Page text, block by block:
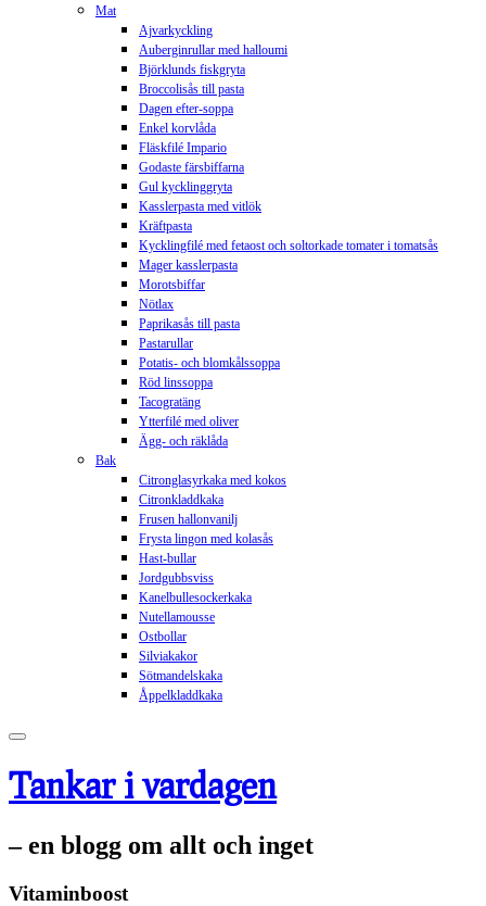
Mat
Ajvarkyckling
Auberginrullar med halloumi
Björklunds fiskgryta
Broccolisås till pasta
Dagen efter-soppa
Enkel korvlåda
Fläskfilé Impario
Godaste färsbiffarna
Gul kycklinggryta
Kasslerpasta med vitlök
Kräftpasta
Kycklingfilé med fetaost och soltorkade tomater i tomatsås
Mager kasslerpasta
Morotsbiffar
Nötlax
Paprikasås till pasta
Pastarullar
Potatis- och blomkålssoppa
Röd linssoppa
Tacogratäng
Ytterfilé med oliver
Ägg- och räklåda
Bak
Citronglasyrkaka med kokos
Citronkladdkaka
Frusen hallonvanilj
Frysta lingon med kolasås
Hast-bullar
Jordgubbsviss
Kanelbullesockerkaka
Nutellamousse
Ostbollar
Silviakakor
Sötmandelskaka
Åppelkladdkaka
Tankar i vardagen
– en blogg om allt och inget
Vitaminboost